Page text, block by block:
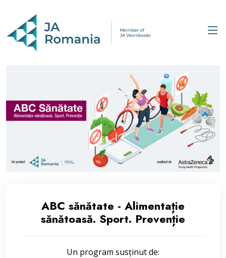
ABC sănătate - Alimentație
sănătoasă. Sport. Prevenție
Un program susținut de: